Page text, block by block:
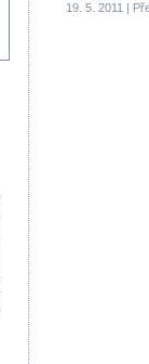
19. 5. 2011 |